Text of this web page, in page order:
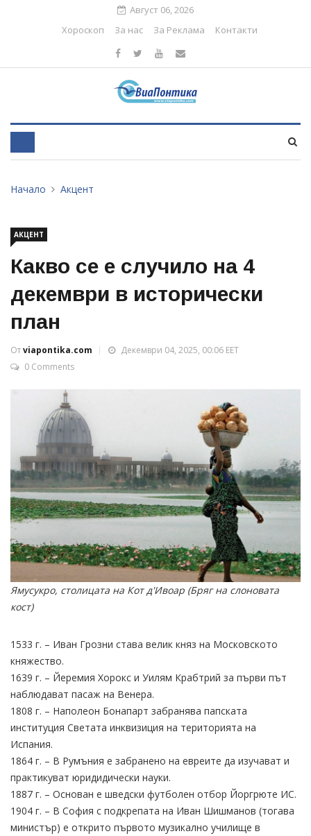
Август 06, 2026
Хороскоп
За нас За Реклама Контакти
Начало Акцент
АКЦЕНТ
Какво се е случило на 4
декември в исторически
план
Отviapontika.com
Декември 04, 2025, 00:06 EET
0 Comments
Ямусукро, столицата на Кот д'Ивоар (Бряг на слоновата
кост)
1533 г. – Иван Грозни става велик княз на Московското
княжество.
1639 г. – Йеремия Хорокс и Уилям Крабтрий за първи път
наблюдават пасаж на Венера.
1808 г. – Наполеон Бонапарт забранява папската
институция Светата инквизиция на територията на
Испания.
1864 г. – В Румъния е забранено на евреите да изучават и
практикуват юридидически науки.
1887 г. – Основан е шведски футболен отбор Йоргрюте ИС.
1904 г. – В София с подкрепата на Иван Шишманов (тогава
министър) е открито първото музикално училище в